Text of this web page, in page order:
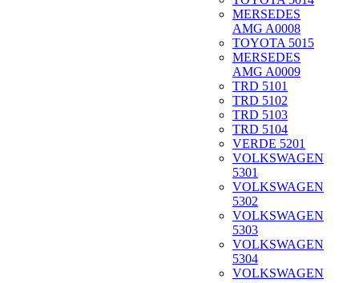
MERSEDES
AMG A0008
TOYOTA 5015
MERSEDES
AMG A0009
TRD 5101
TRD 5102
TRD 5103
TRD 5104
VERDE 5201
VOLKSWAGEN
5301
VOLKSWAGEN
5302
VOLKSWAGEN
5303
VOLKSWAGEN
5304
VOLKSWAGEN